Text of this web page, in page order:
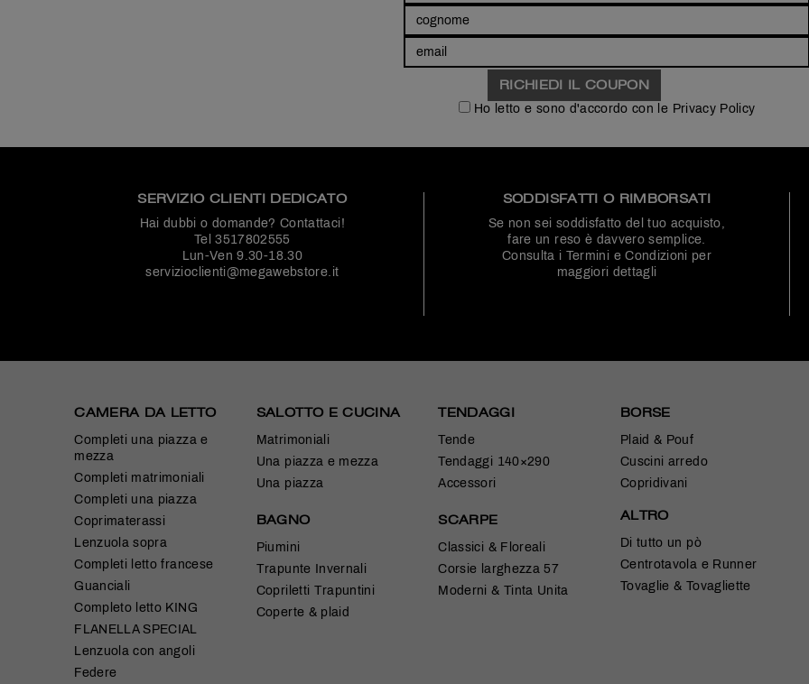
Ho letto e sono d'accordo con le Privacy Policy
SERVIZIO CLIENTI DEDICATO
Hai dubbi o domande? Contattaci!
Tel3517802555
Lun-Ven 9.30-18.30
servizioclienti@megawebstore.it
SODDISFATTI O RIMBORSATI
Se non sei soddisfatto del tuo acquisto,
fare un reso è davvero semplice.
Consulta i Termini e Condizioni per
maggiori dettagli
CAMERA DA LETTO
Completi una piazza e
mezza
Completi matrimoniali
Completi una piazza
Coprimaterassi
Lenzuola sopra
Completi letto francese
Guanciali
Completo letto KING
FLANELLA SPECIAL
Lenzuola con angoli
Federe
SALOTTO E CUCINA
Matrimoniali
Una piazza e mezza
Una piazza
BAGNO
Piumini
Trapunte Invernali
Copriletti Trapuntini
Coperte & plaid
TENDAGGI
Tende
Tendaggi 140×290
Accessori
SCARPE
Classici & Floreali
Corsie larghezza 57
Moderni & Tinta Unita
BORSE
Plaid & Pouf
Cuscini arredo
Copridivani
ALTRO
Di tutto un pò
Centrotavola e Runner
Tovaglie & Tovagliette